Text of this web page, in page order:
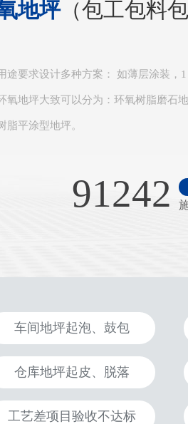
地坪（包工包料包
途要求设计多种方案 ： 如薄层涂装，
氧地坪大致可以分为：环氧树脂磨石
脂平涂型地坪。
91242
车间地坪起泡、鼓包
仓库地坪起皮、脱落
工艺差项目验收不达标